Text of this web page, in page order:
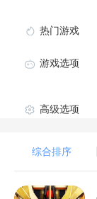
热门游戏
游戏选项
高级选项
综合排序